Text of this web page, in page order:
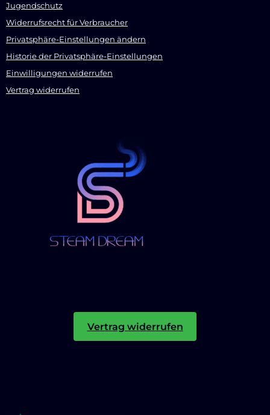
Jugendschutz
Widerrufsrecht für Verbraucher
Privatsphäre-Einstellungen ändern
Historie der Privatsphäre-Einstellungen
Einwilligungen widerrufen
Vertrag widerrufen
Vertrag widerrufen